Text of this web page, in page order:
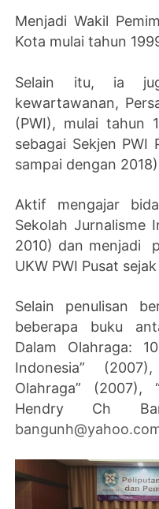
Menjadi Wakil
Kota mulai tahun
Selain itu, ia
kewartawanan,
(PWI), mulai tahun
sebagai Sekjen PWI
sampai dengan
Aktif mengajar
Sekolah Jurnalisme
2010) dan menjadi
UKW PWI Pusat
Selain penulisan
beberapa buku
Dalam Olahraga:
Indonesia”
Olahraga” (2007),
Hendry Ch